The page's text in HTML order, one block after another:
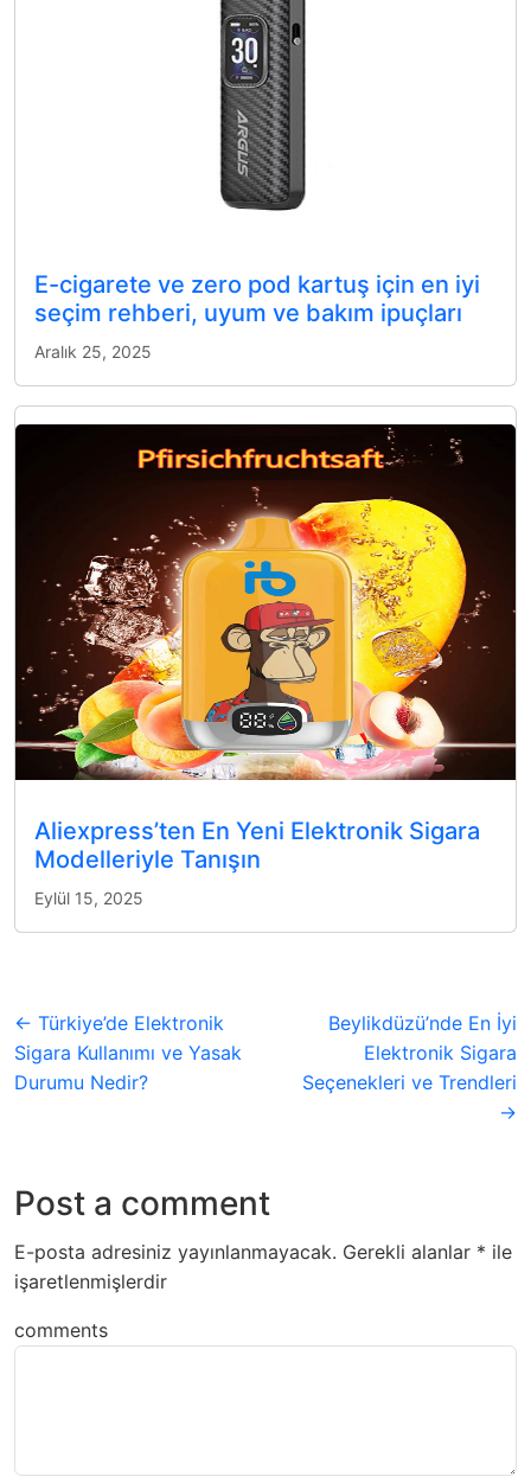
E-cigarete ve zero pod kartuş için en iyi
seçim rehberi, uyum ve bakım ipuçları
Aralık 25, 2025
Aliexpress’ten En Yeni Elektronik Sigara
Modelleriyle Tanışın
Eylül 15, 2025
← Türkiye’de Elektronik
Sigara Kullanımı ve Yasak
Durumu Nedir?
Beylikdüzü’nde En İyi
Elektronik Sigara
Seçenekleri ve Trendleri
→
Post a comment
E-posta adresiniz yayınlanmayacak. Gerekli alanlar * ile
işaretlenmişlerdir
comments